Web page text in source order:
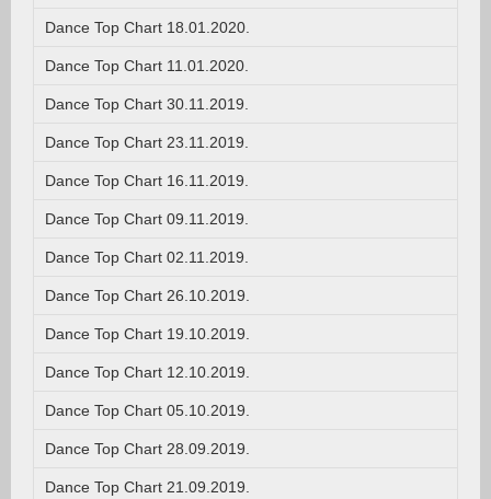
Dance Top Chart 18.01.2020.
Dance Top Chart 11.01.2020.
Dance Top Chart 30.11.2019.
Dance Top Chart 23.11.2019.
Dance Top Chart 16.11.2019.
Dance Top Chart 09.11.2019.
Dance Top Chart 02.11.2019.
Dance Top Chart 26.10.2019.
Dance Top Chart 19.10.2019.
Dance Top Chart 12.10.2019.
Dance Top Chart 05.10.2019.
Dance Top Chart 28.09.2019.
Dance Top Chart 21.09.2019.